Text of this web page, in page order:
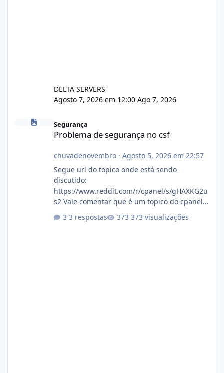
DELTA SERVERS
Agosto 7, 2026 em 12:00 Ago 7, 2026
Segurança
Problema de segurança no csf
chuvadenovembro· Agosto 5, 2026 em 22:57
Segue url do topico onde está sendo
discutido:
https://www.reddit.com/r/cpanel/s/gHAXKG2u
s2 Vale comentar que é um topico do cpanel...
3 respostas 373 visualizações